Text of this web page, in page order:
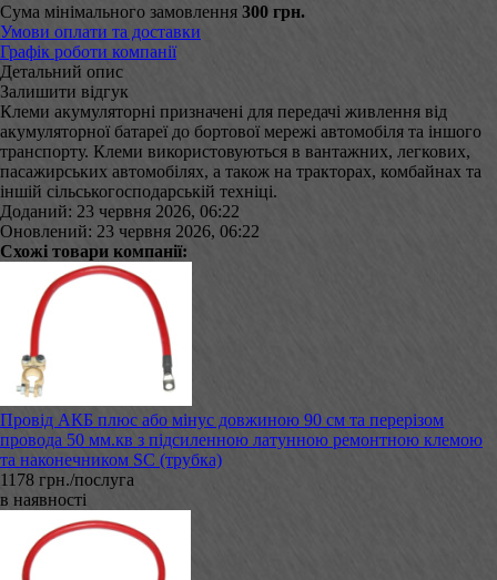
Сума мінімального замовлення 300 грн.
Умови оплати та доставки
Графік роботи компанії
Детальний опис
Залишити відгук
Клеми акумуляторні призначені для передачі живлення від
акумуляторної батареї до бортової мережі автомобіля та іншого
транспорту. Клеми використовуються в вантажних, легкових,
пасажирських автомобілях, а також на тракторах, комбайнах та
іншій сільськогосподарській техніці.
Доданий: 23 червня 2026, 06:22
Оновлений: 23 червня 2026, 06:22
Схожі товари компанії:
Провід АКБ плюс або мінус довжиною 90 см та перерізом
провода 50 мм.кв з підсиленною латунною ремонтною клемою
та наконечником SC (трубка)
1178 грн./послуга
в наявності